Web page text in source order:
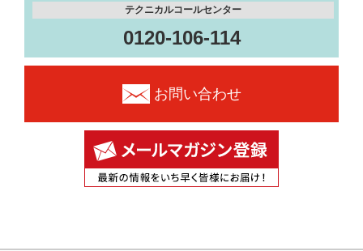
テクニカルコールセンター
0120-106-114
お問い合わせ